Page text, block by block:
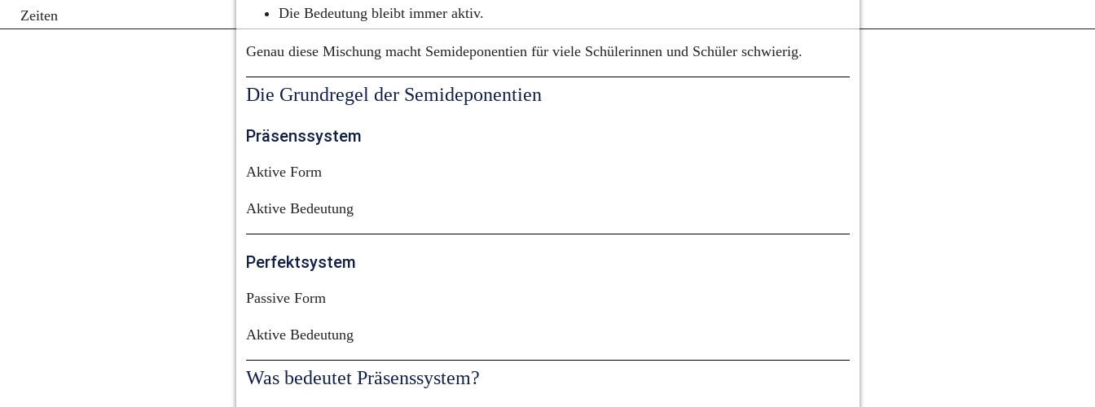
Zeiten
Die Bedeutung bleibt immer aktiv.
Genau diese Mischung macht Semideponentien für viele Schülerinnen und Schüler schwierig.
Die Grundregel der Semideponentien
Präsenssystem
Aktive Form
Aktive Bedeutung
Perfektsystem
Passive Form
Aktive Bedeutung
Was bedeutet Präsenssystem?